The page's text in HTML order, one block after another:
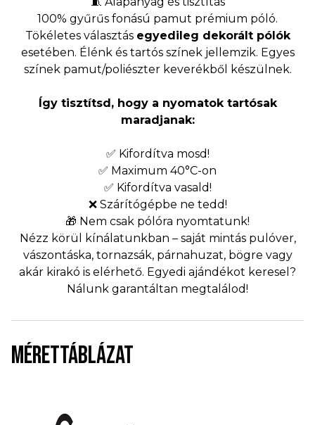
100% gyűrűs fonású pamut prémium póló.
Tökéletes választás egyedileg dekorált pólók
esetében. Élénk és tartós színek jellemzik. Egyes
színek pamut/poliészter keverékből készülnek.
Így tisztítsd, hogy a nyomatok tartósak
maradjanak:
✅ Kifordítva mosd!
✅ Maximum 40°C-on
✅ Kifordítva vasald!
❌ Szárítógépbe ne tedd!
🎁 Nem csak pólóra nyomtatunk!
Nézz körül kínálatunkban – saját mintás pulóver,
vászontáska, tornazsák, párnahuzat, bögre vagy
akár kirakó is elérhető. Egyedi ajándékot keresel?
Nálunk garantáltan megtalálod!
MÉRETTÁBLÁZAT